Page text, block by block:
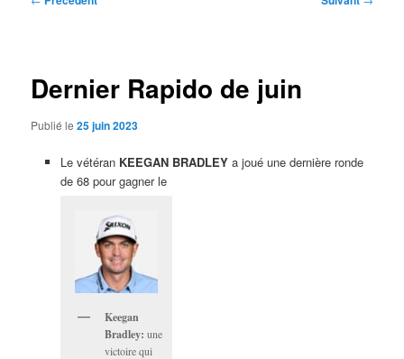
Dernier Rapido de juin
Publié le25 juin 2023
Le vétéran KEEGAN BRADLEYa joué une dernière ronde
de 68 pour gagner le
Keegan
Bradley: une
victoire qui